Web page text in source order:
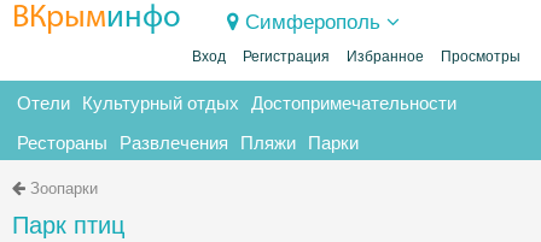
ВКрыминфо Симферополь
Вход Регистрация Избранное Просмотры
Отели Культурный отдых Достопримечательности
Рестораны Развлечения Пляжи Парки
Зоопарки
Парк птиц